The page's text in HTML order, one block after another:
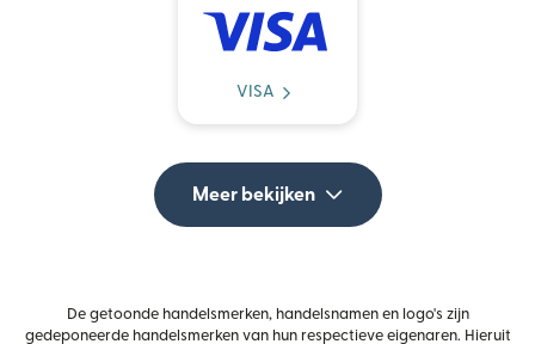
VISA
Meer bekijken
De getoonde handelsmerken, handelsnamen en logo's zijn
gedeponeerde handelsmerken van hun respectieve eigenaren. Hieruit